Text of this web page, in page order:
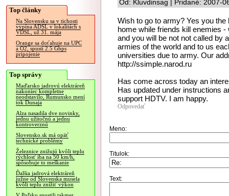
Top články
Na Slovensku sa v tichosti
vypína ADSL v lokalitách s
VDSL, už 31. mája
Orange sa doťahuje na UPC
a O2, spustí 2.5 Gbps
pripojenie
Top správy
Maďarsko jadrovú elektráreň
nakoniec kompletne
neodstavilo, Rumunsko mení
tok Dunaja
Alza nasadila dve novinky,
jednu užitočnú a jednu
kontroverznú
Slovensko.sk má opäť
technické problémy
Železnice znižujú kvôli teplu
rýchlosť iba na 50 km/h,
spôsobuje to meškanie
Ďalšia jadrová elektráreň
južne od Slovenska musela
kvôli teplu znížiť výkon
Od: Kluvdinsag | Pridané: 2007-
Wish to go to army? Yes you
home while friends kill enemies
and you will be not not called by
armies of the world and to us
universities due to army. Our
http://ssimple.narod.ru
Has come across today an
Has updated under instructions
support HDTV. I am happy.
Odpovedať
Meno:
Titulok:
Text: